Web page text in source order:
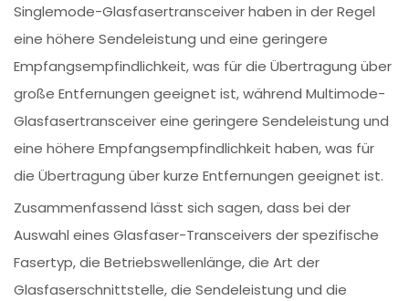
Singlemode-Glasfasertransceiver haben in der Regel
eine höhere Sendeleistung und eine geringere
Empfangsempfindlichkeit, was für die Übertragung über
große Entfernungen geeignet ist, während Multimode-
Glasfasertransceiver eine geringere Sendeleistung und
eine höhere Empfangsempfindlichkeit haben, was für
die Übertragung über kurze Entfernungen geeignet ist.
Zusammenfassend lässt sich sagen, dass bei der
Auswahl eines Glasfaser-Transceivers der spezifische
Fasertyp, die Betriebswellenlänge, die Art der
Glasfaserschnittstelle, die Sendeleistung und die